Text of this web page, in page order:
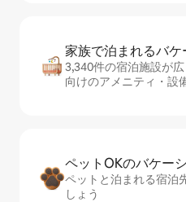
家族で泊まれるバ⁠
3,340件の宿泊施設が
向けのアメニティ・設
ペットOKのバ⁠ケ⁠ー⁠
ペットと泊まれる宿泊
しょう